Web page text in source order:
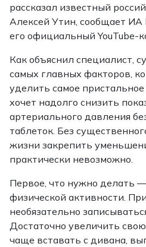
рассказал известный
Алексей Утин, сообщает ИА
его официальный YouTube-
Как объяснил специалист,
самых главных факторов,
уделить самое
хочет надолго снизить
артериального давления
таблеток. Без
жизни закрепить
практически невозможно.
Первое, что нужно делать
физической активности.
необязательно
Достаточно увеличить
чаще вставать с дивана,